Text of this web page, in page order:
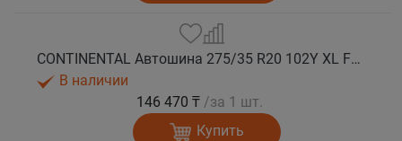
CONTINENTAL Автошина 275/35 R20 102Y XL FR ContiSportContact 5P MO лето
В наличии
146 470 ₸ /за 1 шт.
Купить